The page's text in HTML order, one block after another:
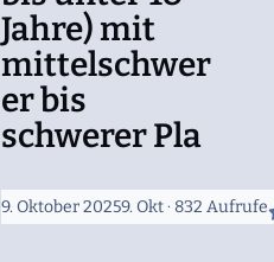
Jahre) mit
mittelschwer
er bis
schwerer Pla
9. Oktober 20259. Okt· 832 Aufrufe